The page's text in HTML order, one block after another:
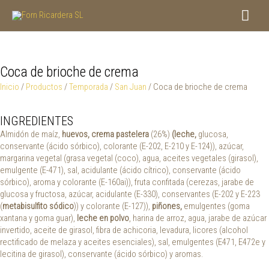
contenido
Coca de brioche de crema
Inicio / Productos /Temporada / San Juan / Coca de brioche de crema
INGREDIENTES
Almidón de maíz, huevos, crema pastelera (26%) (leche, glucosa,
conservante (ácido sórbico), colorante (E-202, E-210 y E-124)), azúcar,
margarina vegetal (grasa vegetal (coco), agua, aceites vegetales (girasol),
emulgente (E-471), sal, acidulante (ácido cítrico), conservante (ácido
sórbico), aroma y colorante (E-160ai)), fruta confitada (cerezas, jarabe de
glucosa y fructosa, azúcar, acidulante (E-330), conservantes (E-202 y E-223
(metabisulfito sódico)) y colorante (E-127)), piñones, emulgentes (goma
xantana y goma guar), leche en polvo, harina de arroz, agua, jarabe de azúcar
invertido, aceite de girasol, fibra de achicoria, levadura, licores (alcohol
rectificado de melaza y aceites esenciales), sal, emulgentes (E471, E472e y
lecitina de girasol), conservante (ácido sórbico) y aromas.